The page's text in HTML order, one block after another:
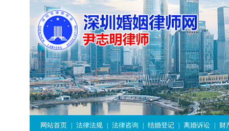
网站首页 法律法规 法律咨询 结婚登记 离婚诉讼 财